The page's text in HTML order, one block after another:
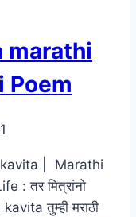
marathi
Poem
kavita | Marathi
: तर मित्रांनो
तुम्ही मराठी